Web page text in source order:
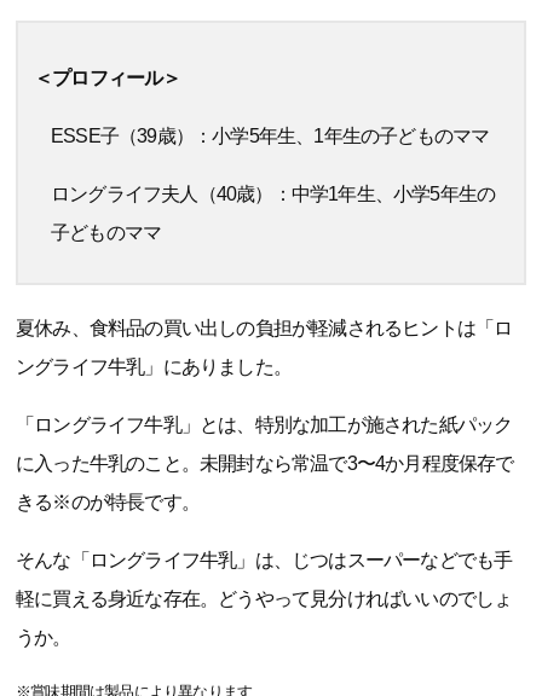
＜プロフィール＞
ESSE子（39歳）：小学5年生、1年生の子どものママ
ロングライフ夫人（40歳）：中学1年生、小学5年生の
子どものママ
夏休み、食料品の買い出しの負担が軽減されるヒントは「ロ
ングライフ牛乳」にありました。
「ロングライフ牛乳」とは、特別な加工が施された紙パック
に入った牛乳のこと。未開封なら常温で3〜4か月程度保存で
きる※のが特長です。
そんな「ロングライフ牛乳」は、じつはスーパーなどでも手
軽に買える身近な存在。どうやって見分ければいいのでしょ
うか。
※賞味期間は製品により異なります